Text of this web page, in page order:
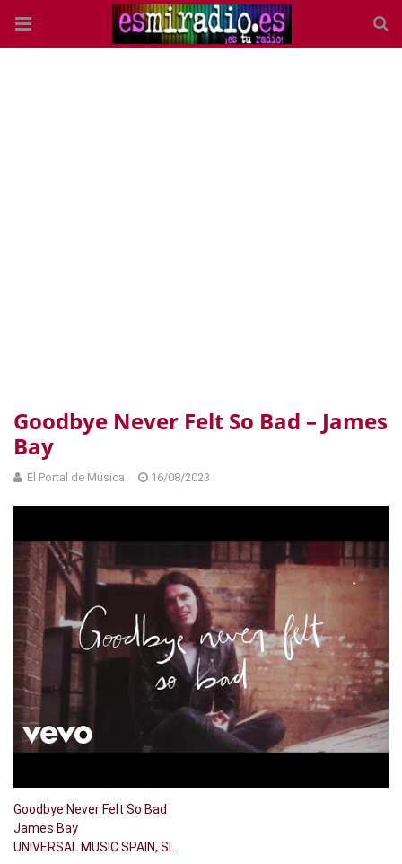
Goodbye Never Felt So Bad – James
Bay
El Portal de Música 16/08/2023
Goodbye Never Felt So Bad
James Bay
UNIVERSAL MUSIC SPAIN, SL.